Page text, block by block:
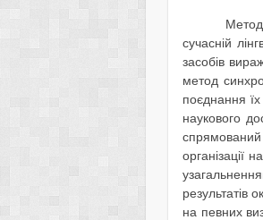
сучасній
засобів
метод
поєднання
наукового
організації
результатів
на певних